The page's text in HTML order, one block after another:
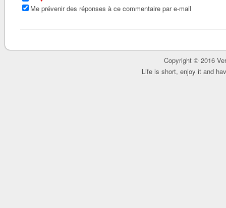
Me prévenir des réponses à ce commentaire par e-mail
Copyright © 2016
Life is short, enjoy it and